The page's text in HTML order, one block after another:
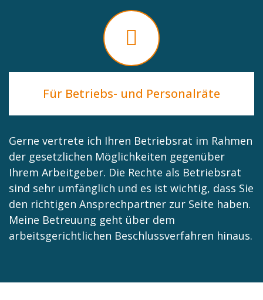
Für Betriebs- und Personalräte
Gerne vertrete ich Ihren Betriebsrat im Rahmen
der gesetzlichen Möglichkeiten gegenüber
Ihrem Arbeitgeber. Die Rechte als Betriebsrat
sind sehr umfänglich und es ist wichtig, dass Sie
den richtigen Ansprechpartner zur Seite haben.
Meine Betreuung geht über dem
arbeitsgerichtlichen Beschlussverfahren hinaus.